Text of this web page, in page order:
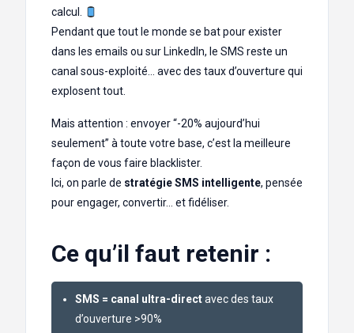
calcul.
Pendant que tout le monde se bat pour exister
dans les emails ou sur LinkedIn, le SMS reste un
canal sous-exploité… avec des taux d’ouverture qui
explosent tout.
Mais attention : envoyer “-20% aujourd’hui
seulement” à toute votre base, c’est la meilleure
façon de vous faire blacklister.
Ici, on parle de stratégie SMS intelligente, pensée
pour engager, convertir… et fidéliser.
Ce qu’il faut retenir :
SMS = canal ultra-directavec des taux
d’ouverture >90%